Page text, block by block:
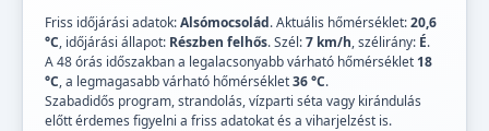
Friss időjárási adatok:Alsómocsolád. Aktuális hőmérséklet:20,6
°C, időjárási állapot: Részben felhős. Szél:7 km/h, szélirány: É.
A 48 órás időszakban a legalacsonyabb várható hőmérséklet 18
°C, a legmagasabb várható hőmérséklet36 °C.
Szabadidős program, strandolás, vízparti séta vagy kirándulás
előtt érdemes figyelni a friss adatokat és a viharjelzést is.